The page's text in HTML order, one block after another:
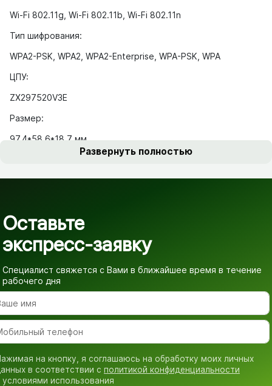
Wi-Fi 802.11g, Wi-Fi 802.11b, Wi-Fi 802.11n
Тип шифрования:
WPA2-PSK, WPA2, WPA2-Enterprise, WPA-PSK, WPA
ЦПУ:
ZX297520V3E
Размер:
97.4*58.6*18.7 мм
Развернуть полностью
Оставьте
экспресс-заявку
Специалист свяжется с Вами в ближайшее время в течение
рабочего дня
на кнопку, я соглашаюсь на обработку моих личных
в соответствии с политикой конфиденциальности
условиями использования